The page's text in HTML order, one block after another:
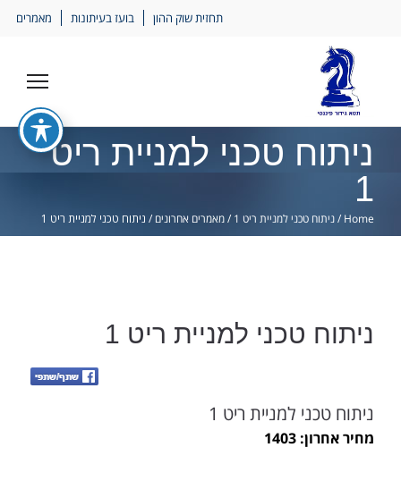
תחזית שוק ההון בועז בעיתונות מאמרים
ניתוח טכני למניית ריט
1
Home
/ניתוח טכני למניית ריט 1 /מאמרים אחרונים / ניתוח טכני למניית ריט 1
ניתוח טכני למניית ריט 1
ניתוח טכני למניית ריט 1
מחיר אחרון: 1403